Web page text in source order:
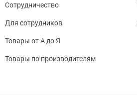
Сотрудничество
Для сотрудников
Товары от А до Я
Товары по производителям